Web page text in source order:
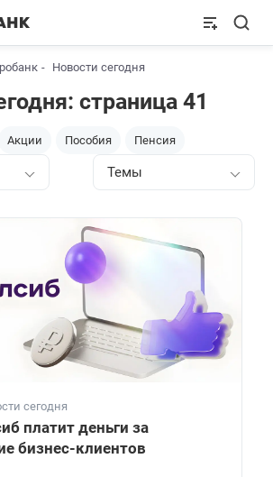
Новости сегодня
страница 41
Акции Пособия Пенсия
Темы
сегодня
платит деньги за
бизнес-клиентов